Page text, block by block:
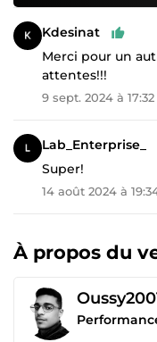
Kdesinat
Merci pour un
attentes!!!
9 sept. 2024 à 17:32
Lab_Enterprise_
Super!
14 août 2024 à
À propos du